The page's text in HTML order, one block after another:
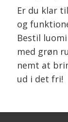
Er du klar
og
Bestil
med grøn
nemt at
ud i det fri!